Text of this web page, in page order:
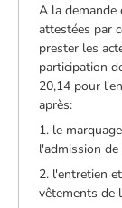
A la demande
attestées par
prester les
participation
20,14 pour
après:
1. le
l'admission
2. l'entretien
vêtements de